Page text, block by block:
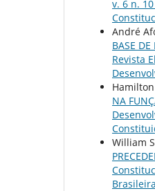
v. 6 n.
André
BASE
Revista
NA
William